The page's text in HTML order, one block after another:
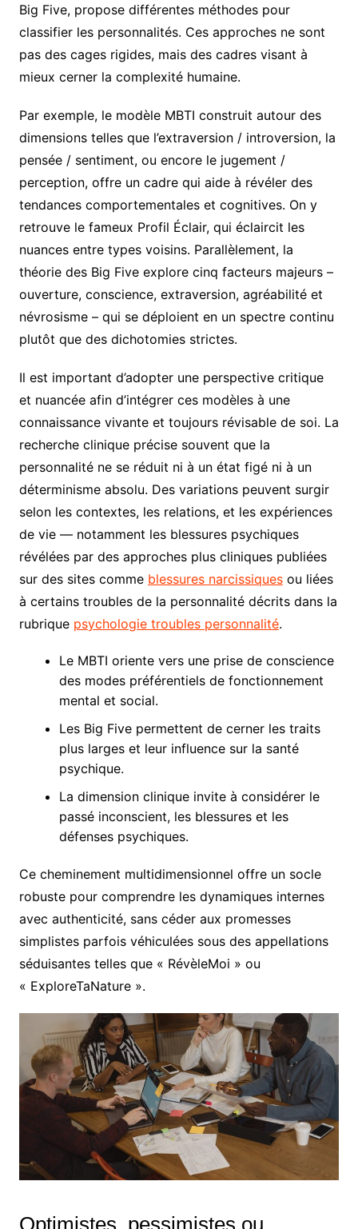
Big Five, propose différentes méthodes pour
classifier les personnalités. Ces approches ne sont
pas des cages rigides, mais des cadres visant à
mieux cerner la complexité humaine.
Par exemple, le modèle MBTI construit autour des
dimensions telles que l’extraversion / introversion, la
pensée / sentiment, ou encore le jugement /
perception, offre un cadre qui aide à révéler des
tendances comportementales et cognitives. On y
retrouve le fameux Profil Éclair, qui éclaircit les
nuances entre types voisins. Parallèlement, la
théorie des Big Five explore cinq facteurs majeurs –
ouverture, conscience, extraversion, agréabilité et
névrosisme – qui se déploient en un spectre continu
plutôt que des dichotomies strictes.
Il est important d’adopter une perspective critique
et nuancée afin d’intégrer ces modèles à une
connaissance vivante et toujours révisable de soi. La
recherche clinique précise souvent que la
personnalité ne se réduit ni à un état figé ni à un
déterminisme absolu. Des variations peuvent surgir
selon les contextes, les relations, et les expériences
de vie — notamment les blessures psychiques
révélées par des approches plus cliniques publiées
sur des sites comme blessures narcissiquesou liées
à certains troubles de la personnalité décrits dans la
rubrique psychologie troubles personnalité.
Le MBTI oriente vers une prise de conscience
des modes préférentiels de fonctionnement
mental et social.
Les Big Five permettent de cerner les traits
plus larges et leur influence sur la santé
psychique.
La dimension clinique invite à considérer le
passé inconscient, les blessures et les
défenses psychiques.
Ce cheminement multidimensionnel offre un socle
robuste pour comprendre les dynamiques internes
avec authenticité, sans céder aux promesses
simplistes parfois véhiculées sous des appellations
séduisantes telles que « RévèleMoi » ou
« ExploreTaNature ».
Optimistes, pessimistes ou